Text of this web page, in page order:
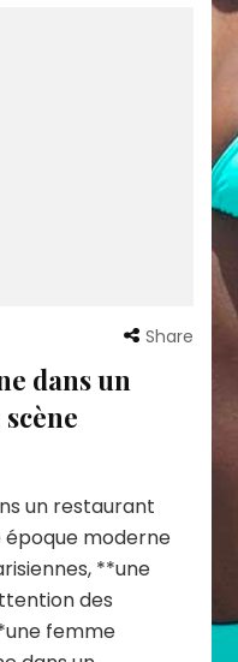
Share
dans un
un restaurant
époque moderne
**une
des
femme